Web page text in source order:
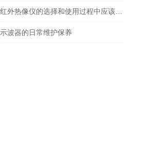
示波器的日常维护保养